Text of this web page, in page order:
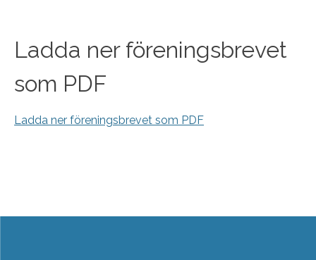
Ladda ner föreningsbrevet
som PDF
Ladda ner föreningsbrevet som PDF